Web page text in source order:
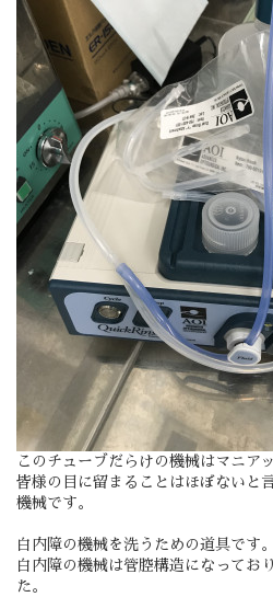
このチューブだらけの機械はマニア
皆様の目に留まることはほぼないと
機械です。
白内障の機械を洗うための道具です。
白内障の機械は管腔構造になってお
た。